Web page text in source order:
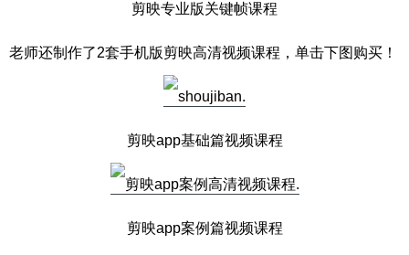
剪映专业版关键帧课程
老师还制作了2套手机版剪映高清视频课程，单击下图购买！
剪映app基础篇视频课程
剪映app案例篇视频课程